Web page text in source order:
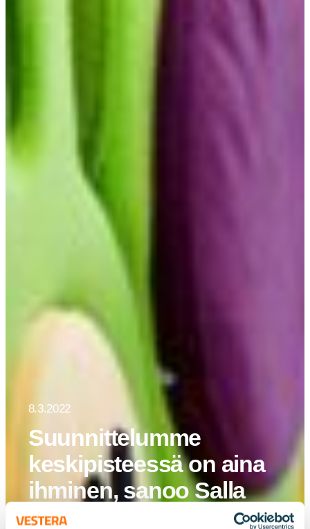
8.3.2022
Suunnittelumme
keskipisteessä on aina
ihminen, sanoo Salla
Sarkkinen